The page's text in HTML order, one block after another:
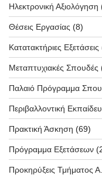
Ηλεκτρονική Αξιολόγηση
Θέσεις Εργασίας (8)
Κατατακτήριες Εξετάσεις
Μεταπτυχιακές Σπουδές
Παλαιό Πρόγραμμα
Περιβαλλοντική
Πρακτική Άσκηση (69)
Πρόγραμμα Εξετάσεων
Προκηρύξεις Τμήματος